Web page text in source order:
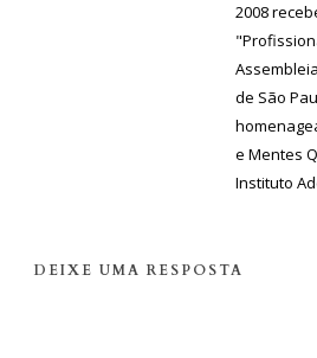
2008
de São
e Mentes
Instituto
DEIXE UMA RESPOSTA